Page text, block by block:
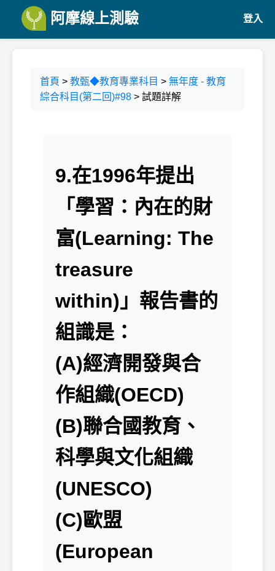
阿摩線上測驗 登入
首頁 > 教甄◆教育專業科目 > 無年度 - 教育
綜合科目(第二回)#98 > 試題詳解
9.在1996年提出
「學習：內在的財
富(Learning: The
treasure
within)」報告書的
組識是：
(A)經濟開發與合
作組織(OECD)
(B)聯合國教育、
科學與文化組織
(UNESCO)
(C)歐盟
(European